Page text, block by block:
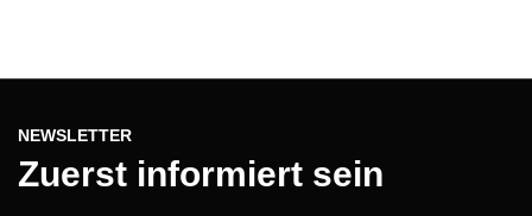
NEWSLETTER
Zuerst informiert sein